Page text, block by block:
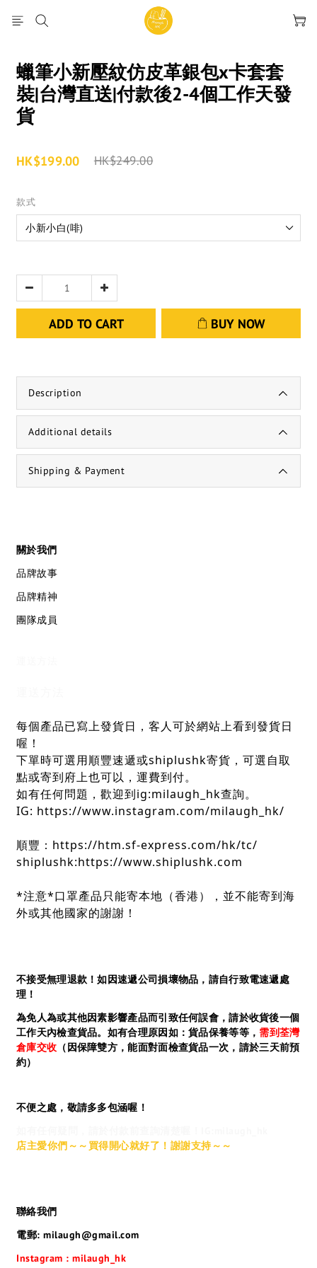
蠟筆小新壓紋仿皮革銀包x卡套套
裝|台灣直送|付款後2-4個工作天發
貨
HK$199.00 HK$249.00
款式
ADD TO CART BUY NOW
Description
Additional details
Shipping & Payment
關於我們
品牌故事
品牌精神
團隊成員
每個產品已寫上發貨日，客人可於網站上看到發貨日
喔！
下單時可選用順豐速遞或shiplushk寄貨，可選自取
點或寄到府上也可以，運費到付。
如有任何問題，歡迎到ig:milaugh_hk查詢。
IG: https://www.instagram.com/milaugh_hk/
順豐：https://htm.sf-express.com/hk/tc/
shiplushk:https://www.shiplushk.com
*注意*口罩產品只能寄本地（香港），並不能寄到海
外或其他國家的謝謝！
不接受無理退款！如因速遞公司損壞物品，請自行致電速遞處
理！
為免人為或其他因素影響產品而引致任何誤會，請於收貨後一個
工作天內檢查貨品。如有合理原因如：貨品保養等等， 需到荃灣
倉庫交收 （因保障雙方，能面對面檢查貨品一次，請於三天前預
約）
不便之處，敬請多多包涵喔！
店主愛你們～～買得開心就好了！謝謝支持～～
聯絡我們
電郵: milaugh@gmail.com
Instagram : milaugh_hk